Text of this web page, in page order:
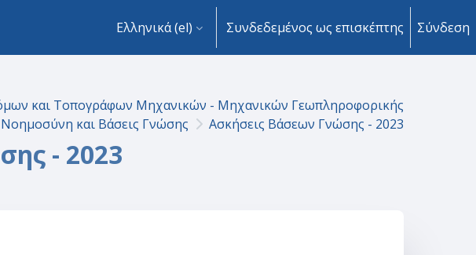
Ελληνικά ‎(el)‎ Συνδεδεμένος ως επισκέπτης Σύνδεση
και Τοπογράφων Μηχανικών - Μηχανικών Γεωπληροφορικής
και Βάσεις Γνώσης Ασκήσεις Βάσεων Γνώσης - 2023
- 2023